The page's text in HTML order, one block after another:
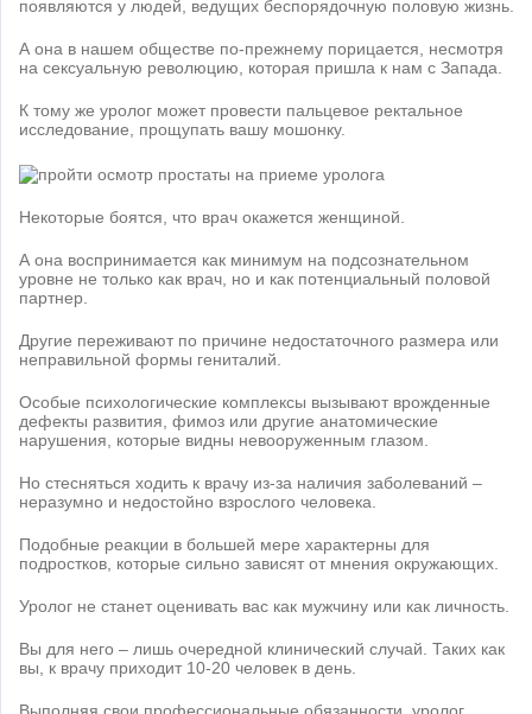
появляются у людей, ведущих беспорядочную половую жизнь.
А она в нашем обществе по-прежнему порицается, несмотря
на сексуальную революцию, которая пришла к нам с Запада.
К тому же уролог может провести пальцевое ректальное
исследование, прощупать вашу мошонку.
Некоторые боятся, что врач окажется женщиной.
А она воспринимается как минимум на подсознательном
уровне не только как врач, но и как потенциальный половой
партнер.
Другие переживают по причине недостаточного размера или
неправильной формы гениталий.
Особые психологические комплексы вызывают врожденные
дефекты развития, фимоз или другие анатомические
нарушения, которые видны невооруженным глазом.
Но стесняться ходить к врачу из-за наличия заболеваний –
неразумно и недостойно взрослого человека.
Подобные реакции в большей мере характерны для
подростков, которые сильно зависят от мнения окружающих.
Уролог не станет оценивать вас как мужчину или как личность.
Вы для него – лишь очередной клинический случай. Таких как
вы, к врачу приходит 10-20 человек в день.
Выполняя свои профессиональные обязанности, уролог